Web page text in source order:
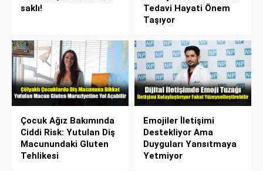
saklı!
Tedavi Hayati Önem
Taşıyor
Çocuk Ağız Bakımında
Ciddi Risk: Yutulan Diş
Macunundaki Gluten
Tehlikesi
Emojiler İletişimi
Destekliyor Ama
Duyguları Yansıtmaya
Yetmiyor